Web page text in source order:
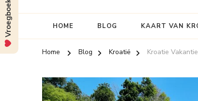
HOME BLOG KAART VAN
Home Blog Kroatië Kroatie